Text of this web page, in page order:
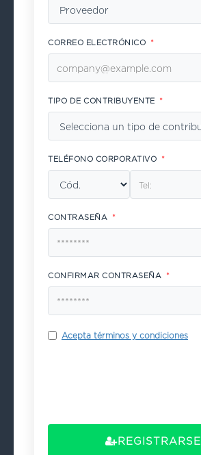
CORREO ELECTRÓNICO *
TIPO DE CONTRIBUYENTE *
TELÉFONO CORPORATIVO *
CONTRASEÑA *
CONFIRMAR CONTRASEÑA *
Acepta términos y condiciones
REGISTRARSE